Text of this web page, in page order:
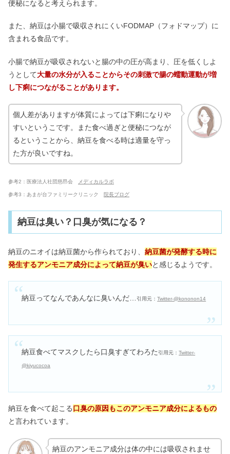
便秘になると考えられます。
また、納豆は小腸で吸収されにくいFODMAP（フォドマップ）に
含まれる食品です。
小腸で納豆が吸収されないと腸の中の圧が高まり、圧を低くしよ
うとして大量の水分が入ることからその刺激で腸の蠕動運動が増
し下痢につながることがあります。
個人差がありますが体質によっては下痢になりや
すいというこです。また食べ過ぎと便秘につなが
るということから、納豆を食べる時は適量を守っ
た方が良いですね。
参考2：医療法人社団慈昂会 メディカルラボ
参考3：あまが台ファミリークリニック 院長ブログ
納豆は臭い？口臭が気になる？
納豆のニオイは納豆菌から作られており、 納豆菌が発酵する時に
発生するアンモニア成分によって納豆が臭いと感じるようです。
納豆ってなんであんなに臭いんだ… 引用元：Twitter-@kononon14
納豆食べてマスクしたら口臭すぎてわろた 引用元：Twitter-
@kiyucocoa
納豆を食べて起こる口臭の原因もこのアンモニア成分によるもの
と言われています。
納豆のアンモニア成分は体の中には吸収されませ